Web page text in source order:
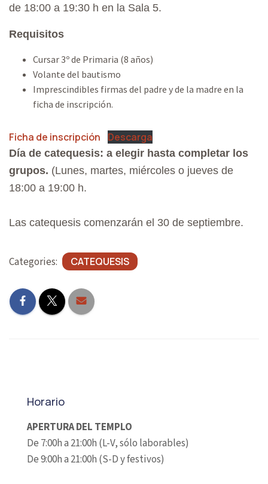
de 18:00 a 19:30 h en la Sala 5.
Requisitos
Cursar 3º de Primaria (8 años)
Volante del bautismo
Imprescindibles firmas del padre y de la madre en la
ficha de inscripción.
Ficha de inscripción Descarga
Día de catequesis: a elegir hasta completar los
grupos. (Lunes, martes, miércoles o jueves de
18:00 a 19:00 h.
Las catequesis comenzarán el 30 de septiembre.
Categories: CATEQUESIS
Horario
APERTURA DEL TEMPLO
De 7:00h a 21:00h (L-V, sólo laborables)
De 9:00h a 21:00h (S-D y festivos)